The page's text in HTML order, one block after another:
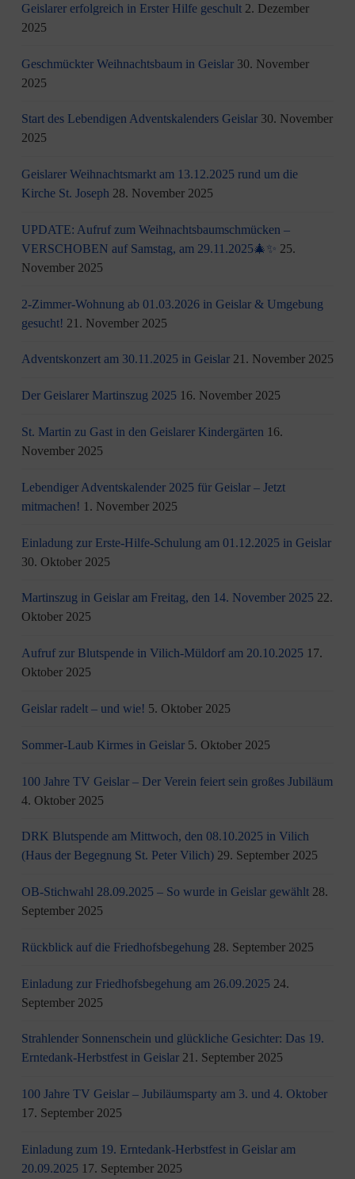
Geislarer erfolgreich in Erster Hilfe geschult 2. Dezember
2025
Geschmückter Weihnachtsbaum in Geislar 30. November
2025
Start des Lebendigen Adventskalenders Geislar 30. November
2025
Geislarer Weihnachtsmarkt am 13.12.2025 rund um die
Kirche St. Joseph 28. November 2025
UPDATE: Aufruf zum Weihnachtsbaumschmücken –
VERSCHOBEN auf Samstag, am 29.11.2025🎄✨ 25.
November 2025
2-Zimmer-Wohnung ab 01.03.2026 in Geislar & Umgebung
gesucht! 21. November 2025
Adventskonzert am 30.11.2025 in Geislar 21. November 2025
Der Geislarer Martinszug 2025 16. November 2025
St. Martin zu Gast in den Geislarer Kindergärten 16.
November 2025
Lebendiger Adventskalender 2025 für Geislar – Jetzt
mitmachen! 1. November 2025
Einladung zur Erste-Hilfe-Schulung am 01.12.2025 in Geislar
30. Oktober 2025
Martinszug in Geislar am Freitag, den 14. November 2025 22.
Oktober 2025
Aufruf zur Blutspende in Vilich-Müldorf am 20.10.2025 17.
Oktober 2025
Geislar radelt – und wie! 5. Oktober 2025
Sommer-Laub Kirmes in Geislar 5. Oktober 2025
100 Jahre TV Geislar – Der Verein feiert sein großes Jubiläum
4. Oktober 2025
DRK Blutspende am Mittwoch, den 08.10.2025 in Vilich
(Haus der Begegnung St. Peter Vilich) 29. September 2025
OB-Stichwahl 28.09.2025 – So wurde in Geislar gewählt 28.
September 2025
Rückblick auf die Friedhofsbegehung 28. September 2025
Einladung zur Friedhofsbegehung am 26.09.2025 24.
September 2025
Strahlender Sonnenschein und glückliche Gesichter: Das 19.
Erntedank-Herbstfest in Geislar 21. September 2025
100 Jahre TV Geislar – Jubiläumsparty am 3. und 4. Oktober
17. September 2025
Einladung zum 19. Erntedank-Herbstfest in Geislar am
20.09.2025 17. September 2025